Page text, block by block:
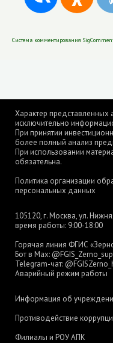
Система комментирования
Характер представленных
исключительно
При принятии
более полный анализ
При использовании
обязательна.
Политика организации
персональных данных
105120, г. Москва, ул.
время работы: 9:00-18:00
Горячая линия ФГИС
Бот в Max:
Telegram-чат:
Аварийный режим работы
Информация об
Противодействие
Филиалы и РОУ АПК